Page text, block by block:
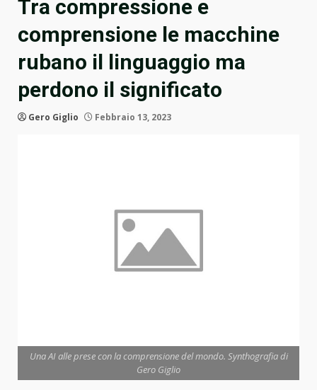
Tra compressione e
comprensione le macchine
rubano il linguaggio ma
perdono il significato
Gero Giglio Febbraio 13, 2023
Una AI alle prese con la comprensione del mondo. Synthografia di
Gero Giglio